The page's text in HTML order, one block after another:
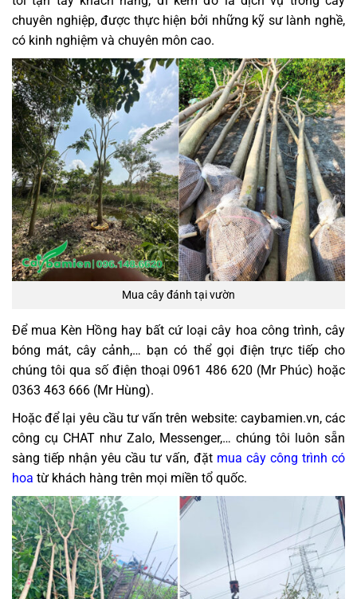
chuyên nghiệp, được thực hiện bởi những kỹ sư lành nghề,
có kinh nghiệm và chuyên môn cao.
Mua cây đánh tại vườn
Để mua Kèn Hồng hay bất cứ loại cây hoa công trình, cây
bóng mát, cây cảnh,… bạn có thể gọi điện trực tiếp cho
chúng tôi qua số điện thoại0961 486 620 (Mr Phúc) hoặc
0363 463 666 (Mr Hùng).
Hoặc để lại yêu cầu tư vấn trên website: caybamien.vn, các
công cụ CHAT như Zalo, Messenger,… chúng tôi luôn sẵn
sàng tiếp nhận yêu cầu tư vấn, đặt mua cây công trình có
hoa từ khách hàng trên mọi miền tổ quốc.